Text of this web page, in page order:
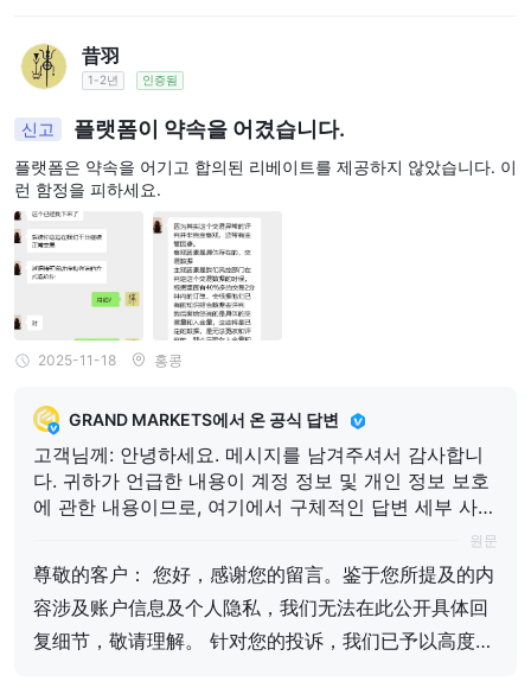
仍有疑问，欢迎您进一步提供相关支持性说明或补充证
据，并发送至我们的官方客服邮箱：support@grandm
与沟通。 感谢您的理解与支持。 此致 GrandMarkets
昔羽
1-2년 인증됨
신고 플랫폼이 약속을 어겼습니다.
플랫폼은 약속을 어기고 합의된 리베이트를 제공하지 않았습니다. 이
런 함정을 피하세요.
2025-11-18 홍콩
GRAND MARKETS에서 온 공식 답변
고객님께: 안녕하세요. 메시지를 남겨주셔서 감사합니
다. 귀하가 언급한 내용이 계정 정보 및 개인 정보 보호
에 관한 내용이므로, 여기에서 구체적인 답변 세부 사항
을 공개적으로 제공할 수 없음을 이해해 주시기 바랍니
다. 귀하의 제보에 대해, 우리는 매우 중점적으로 다루
고 있으며, 전면적이고 신중한 검증 및 평가를 진행하
여, 현재 최종 처리 결정을 내렸습니다. 관련 결정은 우
리의 공식 이메일을 통해 귀하에게 발송되었으며, 동시
원문
尊敬的客户： 您好，感谢您的留言。鉴于您所提及的内
容涉及账户信息及个人隐私，我们无法在此公开具体回
复细节，敬请理解。 针对您的投诉，我们已予以高度重